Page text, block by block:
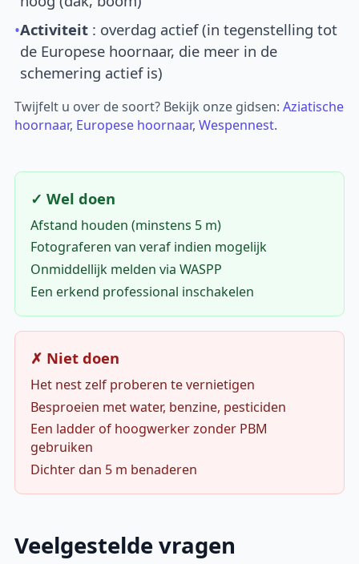
•Activiteit : overdag actief (in tegenstelling tot
de Europese hoornaar, die meer in de
schemering actief is)
Twijfelt u over de soort? Bekijk onze gidsen:Aziatische
hoornaar, Europese hoornaar,Wespennest.
✓ Wel doen
Afstand houden (minstens 5 m)
Fotograferen van veraf indien mogelijk
Onmiddellijk melden via WASPP
Een erkend professional inschakelen
✗ Niet doen
Het nest zelf proberen te vernietigen
Besproeien met water, benzine, pesticiden
Een ladder of hoogwerker zonder PBM
gebruiken
Dichter dan 5 m benaderen
Veelgestelde vragen